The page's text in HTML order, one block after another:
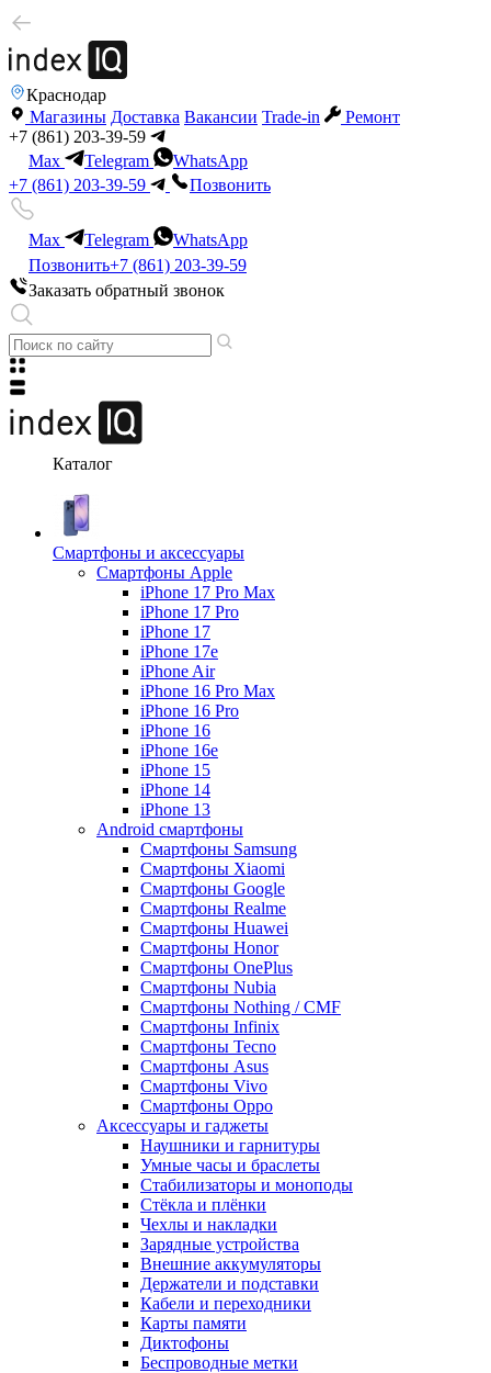
Краснодар
Магазины Доставка Вакансии Trade-in
Ремонт
+7 (861) 203-39-59
Max
Telegram
WhatsApp
+7 (861) 203-39-59
Позвонить
Max Telegram
WhatsApp
Позвонить+7 (861) 203-39-59
Заказать обратный звонок
Каталог
Смартфоны и аксессуары
Смартфоны Apple
iPhone 17 Pro Max
iPhone 17 Pro
iPhone 17
iPhone 17e
iPhone Air
iPhone 16 Pro Max
iPhone 16 Pro
iPhone 16
iPhone 16e
iPhone 15
iPhone 14
iPhone 13
Android cмартфоны
Смартфоны Samsung
Смартфоны Xiaomi
Смартфоны Google
Смартфоны Realme
Смартфоны Huawei
Смартфоны Honor
Смартфоны OnePlus
Смартфоны Nubia
Смартфоны Nothing / CMF
Смартфоны Infinix
Смартфоны Tecno
Смартфоны Asus
Смартфоны Vivo
Смартфоны Oppo
Аксессуары и гаджеты
Наушники и гарнитуры
Умные часы и браслеты
Стабилизаторы и моноподы
Стёкла и плёнки
Чехлы и накладки
Зарядные устройства
Внешние аккумуляторы
Держатели и подставки
Кабели и переходники
Карты памяти
Диктофоны
Беспроводные метки